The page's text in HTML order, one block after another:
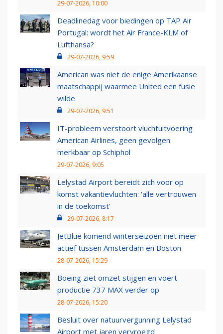
29-07-2026, 10:00
Deadlinedag voor biedingen op TAP Air
Portugal: wordt het Air France-KLM of
Lufthansa?
29-07-2026, 9:59
American was niet de enige Amerikaanse
maatschappij waarmee United een fusie
wilde
29-07-2026, 9:51
IT-probleem verstoort vluchtuitvoering
American Airlines, geen gevolgen
merkbaar op Schiphol
29-07-2026, 9:05
Lelystad Airport bereidt zich voor op
komst vakantievluchten: 'alle vertrouwen
in de toekomst'
29-07-2026, 8:17
JetBlue komend winterseizoen niet meer
actief tussen Amsterdam en Boston
28-07-2026, 15:29
Boeing ziet omzet stijgen en voert
productie 737 MAX verder op
28-07-2026, 15:20
Besluit over natuurvergunning Lelystad
Airport met jaren vervroegd